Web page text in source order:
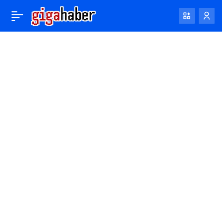
Manchester City ve Paylaş